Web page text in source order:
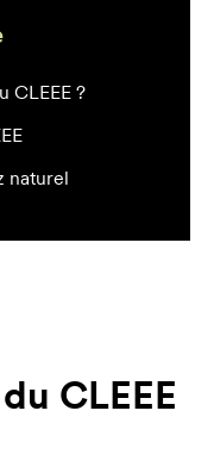
CLEEE ?
naturel
CLEEE